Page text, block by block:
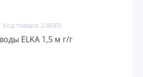
Код товара: 238005
ELKA 1,5 м г/г